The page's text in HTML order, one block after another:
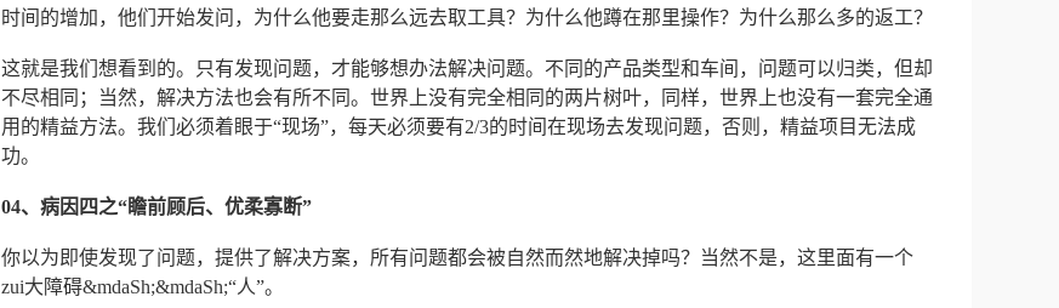
时间的增加，他们开始发问，为什么他要走那么远去取工具？为什么他蹲在那里操作？为什么那么多的返工？
这就是我们想看到的。只有发现问题，才能够想办法解决问题。不同的产品类型和车间，问题可以归类，但却
不尽相同；当然，解决方法也会有所不同。世界上没有完全相同的两片树叶，同样，世界上也没有一套完全通
用的精益方法。我们必须着眼于“现场”，每天必须要有2/3的时间在现场去发现问题，否则，精益项目无法成
功。
04、病因四之“瞻前顾后、优柔寡断”
你以为即使发现了问题，提供了解决方案，所有问题都会被自然而然地解决掉吗？当然不是，这里面有一个
zui大障碍&mdaSh;&mdaSh;“人”。